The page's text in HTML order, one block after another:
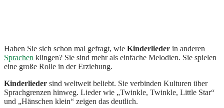
Haben Sie sich schon mal gefragt, wie Kinderlieder in anderen
Sprachen klingen? Sie sind mehr als einfache Melodien. Sie spielen
eine große Rolle in der Erziehung.
Kinderlieder sind weltweit beliebt. Sie verbinden Kulturen über
Sprachgrenzen hinweg. Lieder wie „Twinkle, Twinkle, Little Star“
und „Hänschen klein“ zeigen das deutlich.